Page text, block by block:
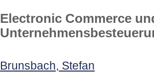
Electronic Commerce
Brunsbach, Stefan